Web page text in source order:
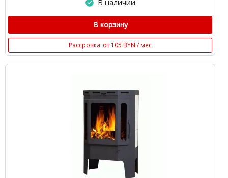
В наличии
В корзину
Рассрочка от 105 BYN / мес